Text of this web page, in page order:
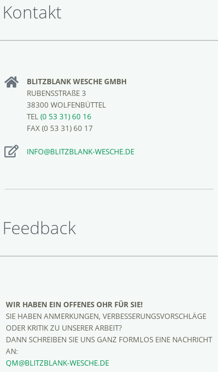
Kontakt
BLITZBLANK WESCHE GMBH
RUBENSSTRAßE 3
38300 WOLFENBÜTTEL
TEL (0 53 31) 60 16
FAX (0 53 31) 60 17
INFO@BLITZBLANK-WESCHE.DE
Feedback
WIR HABEN EIN OFFENES OHR FÜR SIE!
SIE HABEN ANMERKUNGEN, VERBESSERUNGSVORSCHLÄGE
ODER KRITIK ZU UNSERER ARBEIT?
DANN SCHREIBEN SIE UNS GANZ FORMLOS EINE NACHRICHT
AN:
QM@BLITZBLANK-WESCHE.DE